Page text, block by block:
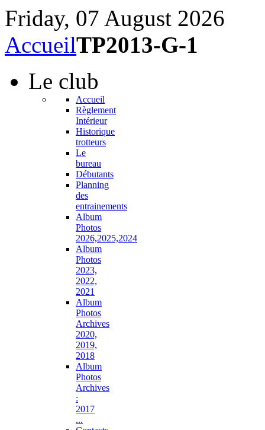
Friday, 07 August 2026
AccueilTP2013-G-1
Le club
Accueil
Règlement
Intérieur
Historique
trotteurs
Le
bureau
Débutants
Planning
des
entrainements
Album
Photos
2026,2025,2024
Album
Photos
2023,
2022,
2021
Album
Photos
Archives
2020,
2019,
2018
Album
Photos
Archives
:
2017
...